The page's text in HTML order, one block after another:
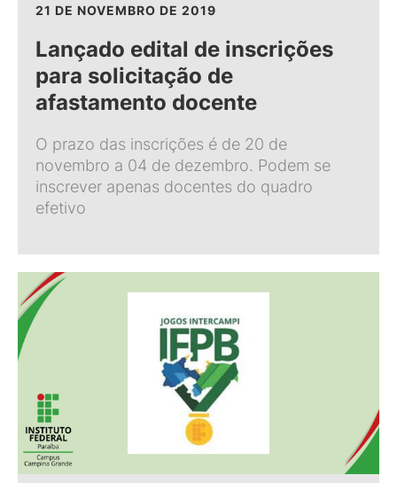
21 DE NOVEMBRO DE 2019
Lançado edital de inscrições
para solicitação de
afastamento docente
O prazo das inscrições é de 20 de
novembro a 04 de dezembro. Podem se
inscrever apenas docentes do quadro
efetivo